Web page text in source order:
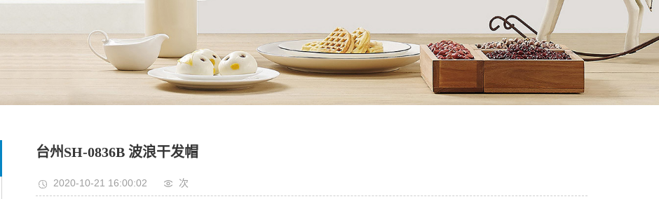
台州SH-0836B 波浪干发帽
2020-10-21 16:00:02 次